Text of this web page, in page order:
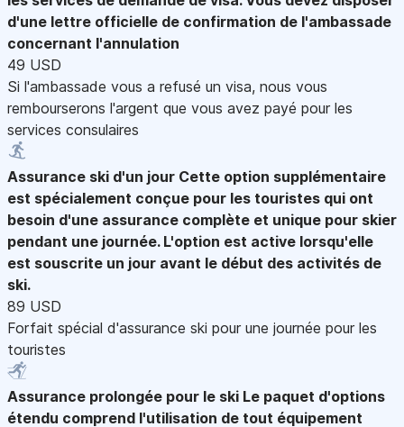
d'une lettre officielle de confirmation de l'ambassade
concernant l'annulation
49 USD
Si l'ambassade vous a refusé un visa, nous vous
rembourserons l'argent que vous avez payé pour les
services consulaires
Assurance ski d'un jour Cette option supplémentaire
est spécialement conçue pour les touristes qui ont
besoin d'une assurance complète et unique pour skier
pendant une journée. L'option est active lorsqu'elle
est souscrite un jour avant le début des activités de
ski.
89 USD
Forfait spécial d'assurance ski pour une journée pour les
touristes
Assurance prolongée pour le ski Le paquet d'options
étendu comprend l'utilisation de tout équipement